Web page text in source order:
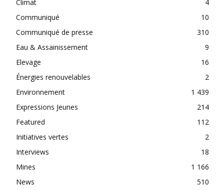
Climat
4
Communiqué
10
Communiqué de presse
310
Eau & Assainissement
9
Elevage
16
Énergies renouvelables
2
Environnement
1 439
Expressions Jeunes
214
Featured
112
Initiatives vertes
2
Interviews
18
Mines
1 166
News
510